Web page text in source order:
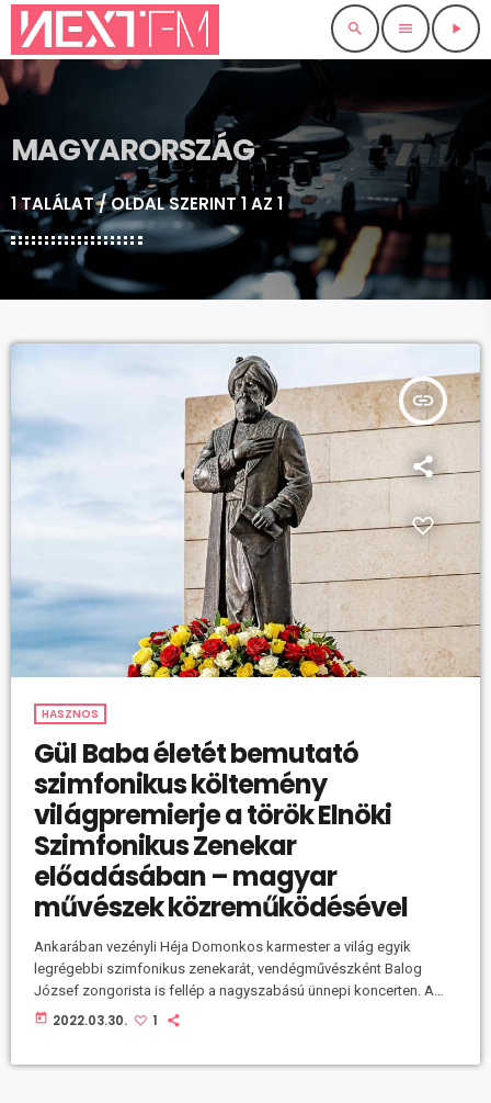
search menu play_arrow
MAGYARORSZÁG
1 TALÁLAT / OLDAL SZERINT 1 AZ 1
insert_link
HASZNOS
Gül Baba életét bemutató
szimfonikus költemény
világpremierje a török Elnöki
Szimfonikus Zenekar
előadásában – magyar
művészek közreműködésével
Ankarában vezényli Héja Domonkos karmester a világ egyik
legrégebbi szimfonikus zenekarát, vendégművészként Balog
József zongorista is fellép a nagyszabású ünnepi koncerten. A
Gül Baba Türbéje Örökségvédő Alapítványt azzal a céllal hozták
today 2022.03.30. 1